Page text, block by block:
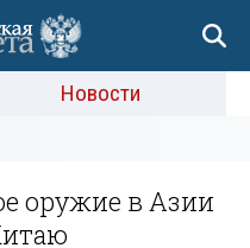
Новости
оружие в Азии